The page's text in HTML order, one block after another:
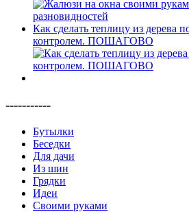
Как сделать теплицу из дерева
контролем. ПОШАГОВО
-----------
Бутылки
Беседки
Для дачи
Из шин
Грядки
Идеи
Своими руками